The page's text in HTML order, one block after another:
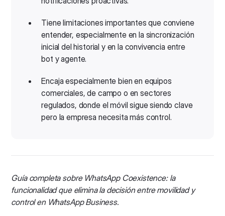
Tiene limitaciones importantes que conviene
entender, especialmente en la sincronización
inicial del historial y en la convivencia entre
bot y agente.
Encaja especialmente bien en equipos
comerciales, de campo o en sectores
regulados, donde el móvil sigue siendo clave
pero la empresa necesita más control.
Guía completa sobre WhatsApp Coexistence: la
funcionalidad que elimina la decisión entre movilidad y
control en WhatsApp Business.